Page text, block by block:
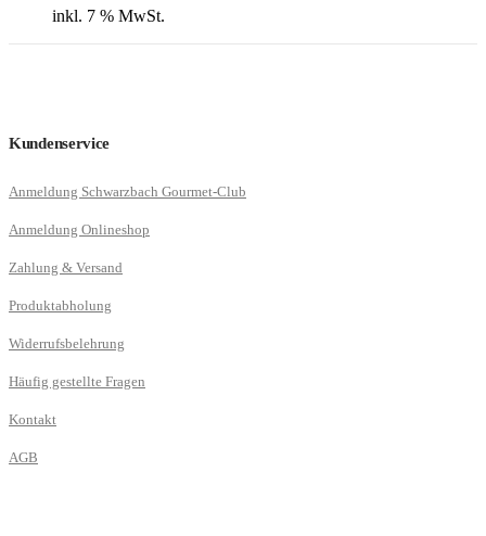
inkl. 7 % MwSt.
Kundenservice
Anmeldung Schwarzbach Gourmet-Club
Anmeldung Onlineshop
Zahlung & Versand
Produktabholung
Widerrufsbelehrung
Häufig gestellte Fragen
Kontakt
AGB